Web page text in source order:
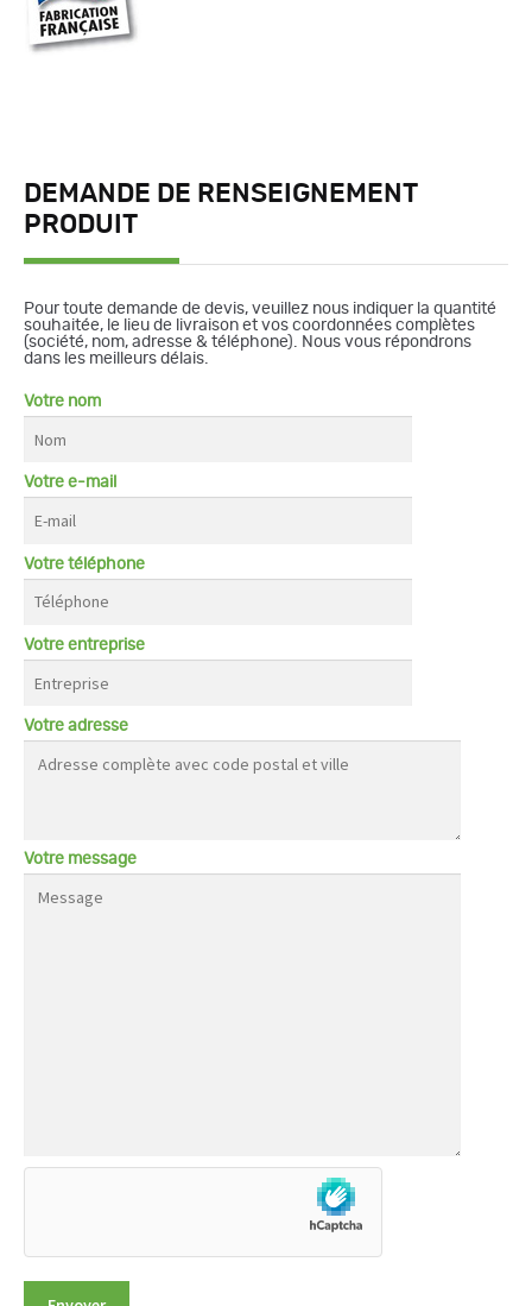
DEMANDE DE RENSEIGNEMENT
PRODUIT
Pour toute demande de devis, veuillez nous indiquer la quantité
souhaitée, le lieu de livraison et vos coordonnées complètes
(société, nom, adresse & téléphone). Nous vous répondrons
dans les meilleurs délais.
Votre nom
Votre e-mail
Votre téléphone
Votre entreprise
Votre adresse
Votre message